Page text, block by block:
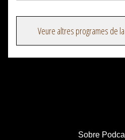
Veure altres programes de
Sobre